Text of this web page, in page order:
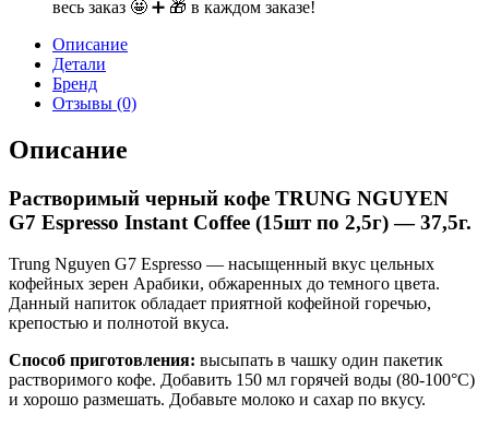
весь заказ 🤩 ➕ 🎁 в каждом заказе!
Описание
Детали
Бренд
Отзывы (0)
Описание
Растворимый черный кофе TRUNG NGUYEN
G7 Espresso Instant Coffee (15шт по 2,5г) — 37,5г.
Trung Nguyen G7 Espresso — насыщенный вкус цельных
кофейных зерен Арабики, обжаренных до темного цвета.
Данный напиток обладает приятной кофейной горечью,
крепостью и полнотой вкуса.
Способ приготовления: высыпать в чашку один пакетик
растворимого кофе. Добавить 150 мл горячей воды (80-100°С)
и хорошо размешать. Добавьте молоко и сахар по вкусу.